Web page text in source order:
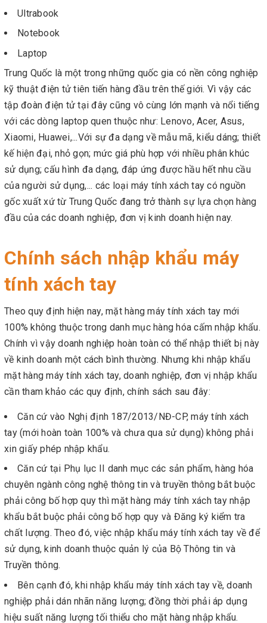
Ultrabook
Notebook
Laptop
Trung Quốc là một trong những quốc gia có nền công nghiệp
kỹ thuật điện tử tiên tiến hàng đầu trên thế giới. Vì vậy các
tập đoàn điện tử tại đây cũng vô cùng lớn mạnh và nổi tiếng
với các dòng laptop quen thuộc như: Lenovo, Acer, Asus,
Xiaomi, Huawei,...Với sự đa dạng về mẫu mã, kiểu dáng; thiết
kế hiện đại, nhỏ gọn; mức giá phù hợp với nhiều phân khúc
sử dụng; cấu hình đa dạng, đáp ứng được hầu hết nhu cầu
của người sử dụng,... các loại máy tính xách tay có nguồn
gốc xuất xứ từ Trung Quốc đang trở thành sự lựa chọn hàng
đầu của các doanh nghiệp, đơn vị kinh doanh hiện nay.
Chính sách nhập khẩu máy
tính xách tay
Theo quy định hiện nay, mặt hàng máy tính xách tay mới
100% không thuộc trong danh mục hàng hóa cấm nhập khẩu.
Chính vì vậy doanh nghiệp hoàn toàn có thể nhập thiết bị này
về kinh doanh một cách bình thường. Nhưng khi nhập khẩu
mặt hàng máy tính xách tay, doanh nghiệp, đơn vị nhập khẩu
cần tham khảo các quy định, chính sách sau đây:
Căn cứ vào Nghị định 187/2013/NĐ-CP, máy tính xách
tay (mới hoàn toàn 100% và chưa qua sử dụng) không phải
xin giấy phép nhập khẩu.
Căn cứ tại Phụ lục II danh mục các sản phẩm, hàng hóa
chuyên ngành công nghệ thông tin và truyền thông bắt buộc
phải công bố hợp quy thì mặt hàng máy tính xách tay nhập
khẩu bắt buộc phải công bố hợp quy và Đăng ký kiểm tra
chất lượng. Theo đó, việc nhập khẩu máy tính xách tay về để
sử dụng, kinh doanh thuộc quản lý của Bộ Thông tin và
Truyền thông.
Bên cạnh đó, khi nhập khẩu máy tính xách tay về, doanh
nghiệp phải dán nhãn năng lượng; đồng thời phải áp dụng
hiệu suất năng lượng tối thiểu cho mặt hàng nhập khẩu.